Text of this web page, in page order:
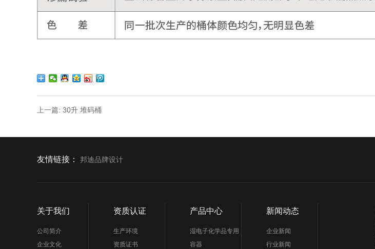
上一篇: 30升 堆码桶
友情链接： 邦迪品牌设计
关于我们
公司简介
企业文化
资质认证
生产环境
资质证书
产品中心
湿电子化学品专用
容器
新闻动态
企业新闻
行业新闻